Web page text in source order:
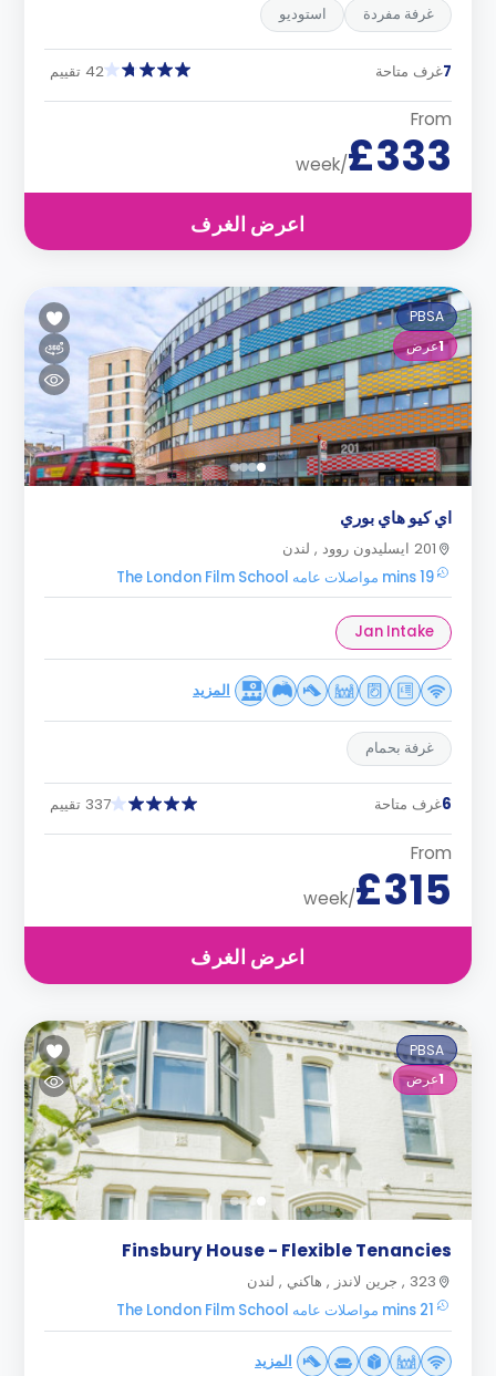
غرفة مفردة استوديو
7غرف متاحة 42 تقييم
From
£333
/week
اعرض الغرف
PBSA
1عرض
اي كيو هاي بوري
201 ايسليدون روود , لندن
19 mins مواصلات عامه The London Film School
Jan Intake
المزيد
غرفة بحمام
6غرف متاحة 337 تقييم
From
£315
/week
اعرض الغرف
PBSA
1عرض
Finsbury House - Flexible Tenancies
323 , جرين لاندز , هاكني , لندن
21 mins مواصلات عامه The London Film School
المزيد